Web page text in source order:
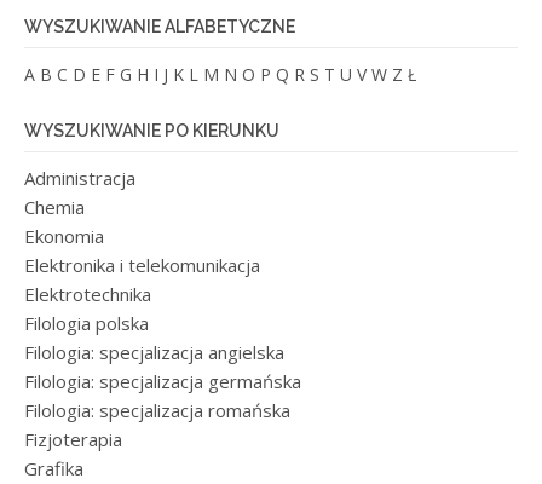
WYSZUKIWANIE ALFABETYCZNE
A B C D E F G H I J K L M N O P Q R S T U V W Z Ł
WYSZUKIWANIE PO KIERUNKU
Administracja
Chemia
Ekonomia
Elektronika i telekomunikacja
Elektrotechnika
Filologia polska
Filologia: specjalizacja angielska
Filologia: specjalizacja germańska
Filologia: specjalizacja romańska
Fizjoterapia
Grafika